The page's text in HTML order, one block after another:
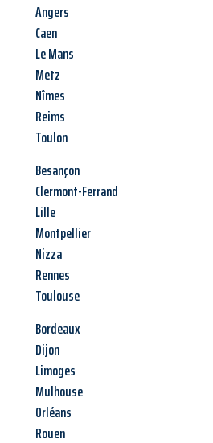
Angers
Caen
Le Mans
Metz
Nîmes
Reims
Toulon
Besançon
Clermont-Ferrand
Lille
Montpellier
Nizza
Rennes
Toulouse
Bordeaux
Dijon
Limoges
Mulhouse
Orléans
Rouen